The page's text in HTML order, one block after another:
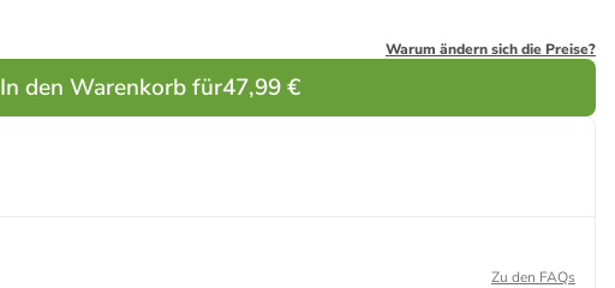
Warum ändern sich die Preise?
In den Warenkorb für47,99 €
Zu den FAQs